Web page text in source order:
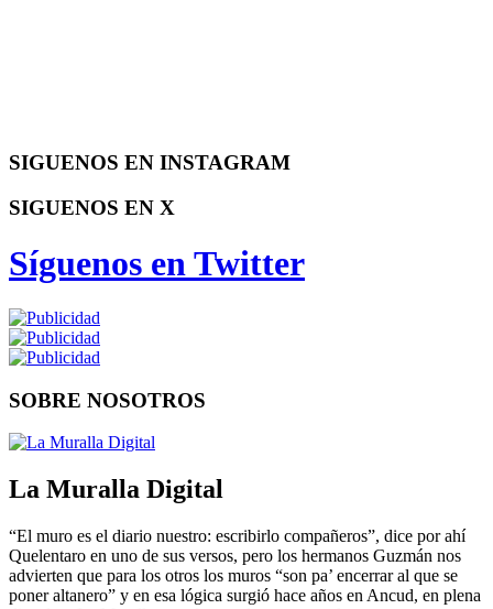
SIGUENOS EN INSTAGRAM
SIGUENOS EN X
Síguenos en Twitter
SOBRE NOSOTROS
La Muralla Digital
“El muro es el diario nuestro: escribirlo compañeros”, dice por ahí
Quelentaro en uno de sus versos, pero los hermanos Guzmán nos
advierten que para los otros los muros “son pa’ encerrar al que se
poner altanero” y en esa lógica surgió hace años en Ancud, en plena